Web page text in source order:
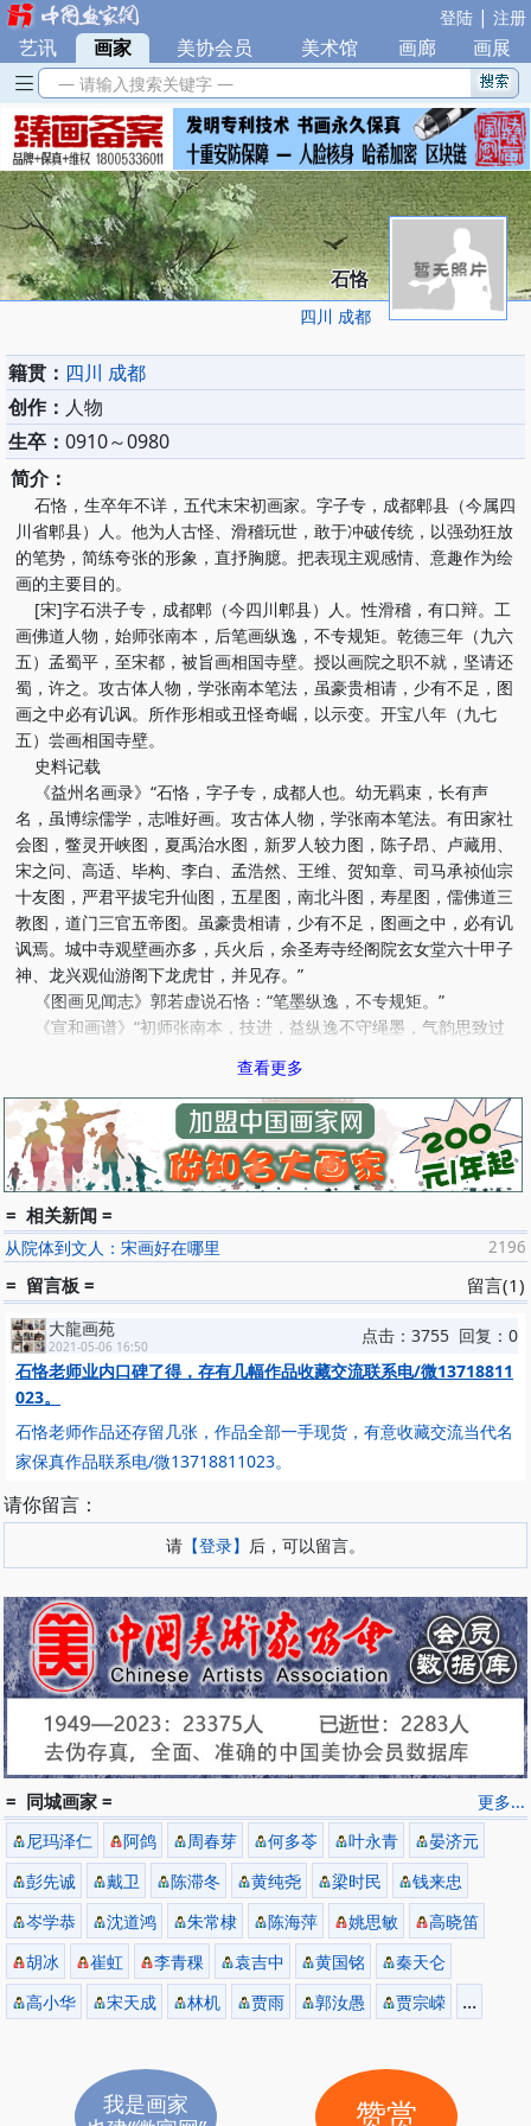
登陆 | 注册
艺讯 | 画家 美协会员 美术馆 画廊 画展
— 请输入搜索关键字 —
石恪
四川 成都
籍贯： 四川 成都
创作： 人物
生卒： 0910～0980
简介：
石恪，生卒年不详，五代末宋初画家。字子专，成都郫县（今属四
川省郫县）人。他为人古怪、滑稽玩世，敢于冲破传统，以强劲狂放
的笔势，简练夸张的形象，直抒胸臆。把表现主观感情、意趣作为绘
画的主要目的。
[宋]字石洪子专，成都郫（今四川郫县）人。性滑稽，有口辩。工
画佛道人物，始师张南本，后笔画纵逸，不专规矩。乾德三年（九六
五）孟蜀平，至宋都，被旨画相国寺壁。授以画院之职不就，坚请还
蜀，许之。攻古体人物，学张南本笔法，虽豪贵相请，少有不足，图
画之中必有讥讽。所作形相或丑怪奇崛，以示变。开宝八年（九七
五）尝画相国寺壁。
史料记载
《益州名画录》“石恪，字子专，成都人也。幼无羁束，长有声
名，虽博综儒学，志唯好画。攻古体人物，学张南本笔法。有田家社
会图，鳖灵开峡图，夏禹治水图，新罗人较力图，陈子昂、卢藏用、
宋之问、高适、毕构、李白、孟浩然、王维、贺知章、司马承祯仙宗
十友图，严君平拔宅升仙图，五星图，南北斗图，寿星图，儒佛道三
教图，道门三官五帝图。虽豪贵相请，少有不足，图画之中，必有讥
讽焉。城中寺观壁画亦多，兵火后，余圣寿寺经阁院玄女堂六十甲子
神、龙兴观仙游阁下龙虎甘，并见存。”
《图画见闻志》郭若虚说石恪：“笔墨纵逸，不专规矩。”
《宣和画谱》“初师张南本，技进，益纵逸不守绳墨，气韵思致过
《宋朝名画评·石恪传》石恪，字子专，成都郫人。性轻率，尤好
凌轹人物。尝为嘲谑之句，略协声韵，与俳优不甚异，有杂言，为世
所行。初事张南本学画，才数年已出其右。多为古僻人物，诡形殊
状，以蔑辱豪右，西州人患之。尝图画五丁开山、巨灵擘泰华图，其
气韵刚峭，当时称之。今蜀会秦川至阙下尚多恪笔。
其他史料
《德隅斋画品》、《洞天清禄集》、《山尝肆考》《十国春秋》均
对其有所记载。
代表作品
《二祖调心图》纸本水墨，纵35.5厘米，横129厘米。日本东京国
立博物馆藏
图中表现慧可、丰干二位禅宗祖师调心师禅时的景象。慧可为禅宗
二祖。画卷中，双足交叉趺坐，以胳膊支肘托腮的便是慧可，另一幅
画丰干坐于温驯如猫的老虎的背上。
其他作品
《帝仙对弈图》《寿星图》《五星图》《严君平拔宅升仙图》……
查看更多
= 相关新闻 =
2196
从院体到文人：宋画好在哪里
留言(1)
= 留言板 =
大龍画苑
2021-05-06 16:50
点击：3755 回复：0
石恪老师业内口碑了得，存有几幅作品收藏交流联系电/微13718811
023。
石恪老师作品还存留几张，作品全部一手现货，有意收藏交流当代名
家保真作品联系电/微13718811023。
请你留言：
请 【登录】 后，可以留言。
更多...
= 同城画家 =
尼玛泽仁 阿鸽 周春芽 何多苓 叶永青
晏济元
彭先诚
戴卫 陈滞冬 黄纯尧 梁时民
钱来忠
岑学恭
沈道鸿 朱常棣 陈海萍 姚思敏
高晓笛
胡冰
崔虹 李青稞 袁吉中 黄国铭
秦天仑
高小华
宋天成 林机 贾雨 郭汝愚 贾宗嵘 ...
我是画家
赞赏